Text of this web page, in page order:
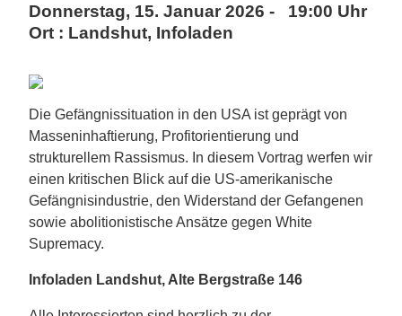
Donnerstag, 15. Januar 2026 - 19:00 Uhr
Ort : Landshut, Infoladen
Die Gefängnissituation in den USA ist geprägt von
Masseninhaftierung, Profitorientierung und
strukturellem Rassismus. In diesem Vortrag werfen wir
einen kritischen Blick auf die US-amerikanische
Gefängnisindustrie, den Widerstand der Gefangenen
sowie abolitionistische Ansätze gegen White
Supremacy.
Infoladen Landshut, Alte Bergstraße 146